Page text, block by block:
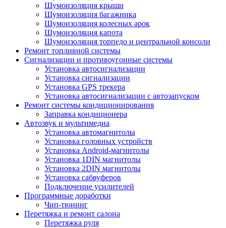
Шумоизоляция крыши
Шумоизоляция багажника
Шумоизоляция колесных арок
Шумоизоляция капота
Шумоизоляция торпедо и центральной консоли
Ремонт топливной системы
Сигнализации и противоугонные системы
Установка автосигнализации
Установка сигнализации
Установка GPS трекера
Установка автосигнализации с автозапуском
Ремонт системы кондиционирования
Заправка кондиционера
Автозвук и мультимедиа
Установка автомагнитолы
Установка головных устройств
Установка Android-магнитолы
Установка 1DIN магнитолы
Установка 2DIN магнитолы
Установка сабвуферов
Подключение усилителей
Программные доработки
Чип-тюнинг
Перетяжка и ремонт салона
Перетяжка руля